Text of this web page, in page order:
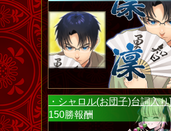
・シャロル(お団子)台詞入り]
150勝報酬